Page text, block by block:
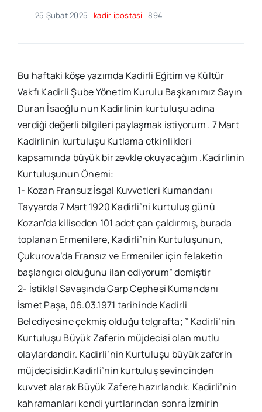
25 Şubat 2025 kadirlipostasi 894
Bu haftaki köşe yazımda Kadirli Eğitim ve Kültür
Vakfı Kadirli Şube Yönetim Kurulu Başkanımız Sayın
Duran İsaoğlu nun Kadirlinin kurtuluşu adına
verdiği değerli bilgileri paylaşmak istiyorum . 7 Mart
Kadirlinin kurtuluşu Kutlama etkinlikleri
kapsamında büyük bir zevkle okuyacağım .Kadirlinin
Kurtuluşunun Önemi:
1- Kozan Fransuz İsgal Kuvvetleri Kumandanı
Tayyarda 7 Mart 1920 Kadirli’ni kurtuluş günü
Kozan’da kiliseden 101 adet çan çaldırmış, burada
toplanan Ermenilere, Kadirli’nin Kurtuluşunun,
Çukurova’da Fransız ve Ermeniler için felaketin
başlangıcı olduğunu ilan ediyorum” demiştir
2- İstiklal Savaşında Garp Cephesi Kumandanı
İsmet Paşa, 06.03.1971 tarihinde Kadirli
Belediyesine çekmiş olduğu telgrafta; ” Kadirli’nin
Kurtuluşu Büyük Zaferin müjdecisi olan mutlu
olaylardandir. Kadirli’nin Kurtuluşu büyük zaferin
müjdecisidir.Kadirli’nin kurtuluş sevincinden
kuvvet alarak Büyük Zafere hazırlandık. Kadirli’nin
kahramanları kendi yurtlarından sonra İzmirin